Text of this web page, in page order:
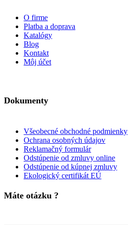
O firme
Platba a doprava
Katalógy
Blog
Kontakt
Môj účet
Dokumenty
Všeobecné obchodné podmienky
Ochrana osobných údajov
Reklamačný formulár
Odstúpenie od zmluvy online
Odstúpenie od kúpnej zmluvy
Ekologický certifikát EÚ
Máte otázku ?